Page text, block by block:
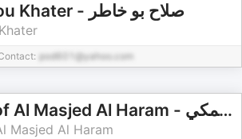
Salah Bou Khater - صلاح بو خاطر
pod601@yahoo.com
Immas of Al Masjed Al Haram - أئمة الحرم المكي
Masjed Al Haram